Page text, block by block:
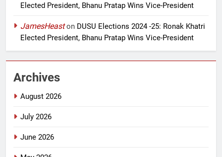
Elected President, Bhanu Pratap Wins Vice-President
JamesHeaston DUSU Elections 2024 -25: Ronak Khatri
Elected President, Bhanu Pratap Wins Vice-President
Archives
August 2026
July 2026
June 2026